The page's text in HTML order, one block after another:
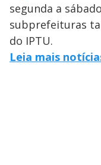
segunda a
subprefeituras
do IPTU.
Leia mais